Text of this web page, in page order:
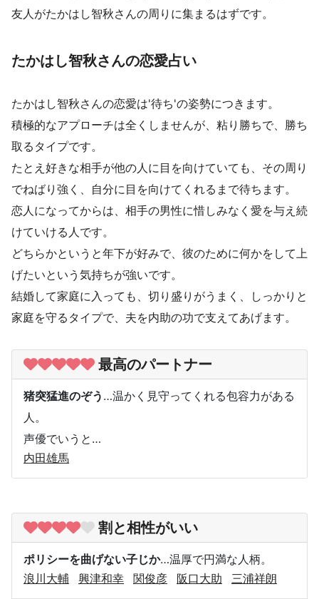
友人がたかはし智秋さんの周りに集まるはずです。
たかはし智秋さんの恋愛占い
たかはし智秋さんの恋愛は'待ち'の姿勢につきます。
積極的なアプローチは全くしませんが、粘り勝ちで、勝ち
取るタイプです。
たとえ好きな相手が他の人に目を向けていても、その周り
でねばり強く、自分に目を向けてくれるまで待ちます。
恋人になってからは、相手の男性に惜しみなく愛を与え続
けていける人です。
どちらかというと年下が好みで、彼のために何かをして上
げたいという気持ちが強いです。
結婚して家庭に入っても、切り盛りがうまく、しっかりと
家庭を守るタイプで、夫を内助の功で支えてあげます。
最高のパートナー
猪突猛進のぞう …温かく見守ってくれる包容力がある
人。
声優でいうと…
内田雄馬
割と相性がいい
ポリシーを曲げない子じか…温厚で円満な人柄。
浪川大輔
興津和幸 関俊彦 阪口大助 三浦祥朗